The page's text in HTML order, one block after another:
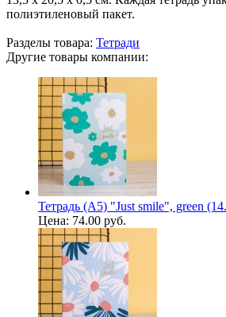
полиэтиленовый пакет.
Разделы товара: Тетради
Другие товары компании:
Тетрадь (A5) "Just smile", green
Цена: 74.00 руб.